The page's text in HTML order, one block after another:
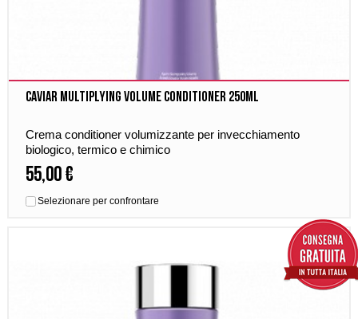
Caviar Multiplying Volume Conditioner 250ml
Crema conditioner volumizzante per invecchiamento
biologico, termico e chimico
55,00 €
Selezionare per confrontare